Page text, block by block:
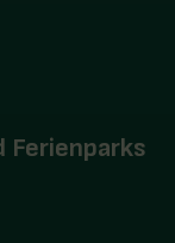
Ferienparks